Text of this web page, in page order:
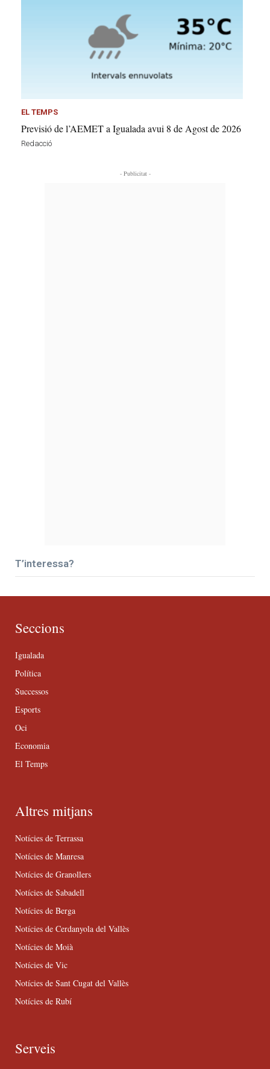
EL TEMPS
Previsió de l’AEMET a Igualada avui 8 de Agost de 2026
Redacció
- Publicitat -
T’interessa?
Seccions
Igualada
Política
Successos
Esports
Oci
Economia
El Temps
Altres mitjans
Notícies de Terrassa
Notícies de Manresa
Notícies de Granollers
Notícies de Sabadell
Notícies de Berga
Notícies de Cerdanyola del Vallès
Notícies de Moià
Notícies de Vic
Notícies de Sant Cugat del Vallès
Notícies de Rubí
Serveis